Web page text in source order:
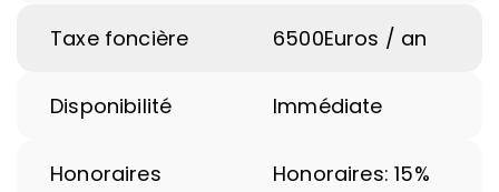
Taxe foncière 6500Euros / an
Disponibilité Immédiate
Honoraires
Honoraires: 15%